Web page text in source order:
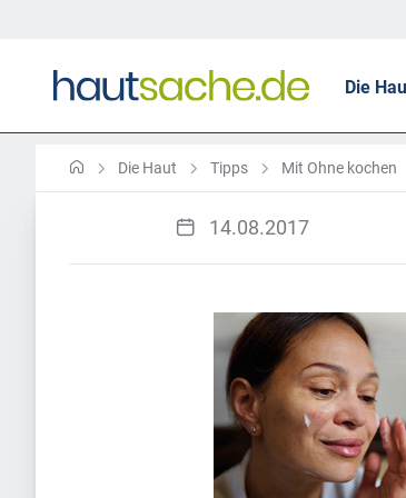
Die
Die Haut Tipps Mit Ohne kochen
14.08.2017